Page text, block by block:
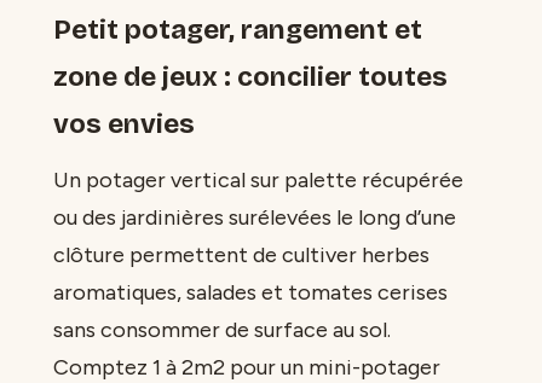
Petit potager, rangement et
zone de jeux : concilier toutes
vos envies
Un potager vertical sur palette récupérée
ou des jardinières surélevées le long d’une
clôture permettent de cultiver herbes
aromatiques, salades et tomates cerises
sans consommer de surface au sol.
Comptez 1 à 2m2 pour un mini-potager